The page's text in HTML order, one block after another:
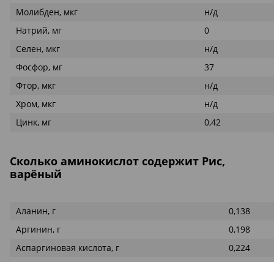
Молибден, мкг
н/д
Натрий, мг
0
Селен, мкг
н/д
Фосфор, мг
37
Фтор, мкг
н/д
Хром, мкг
н/д
Цинк, мг
0,42
Сколько аминокислот содержит Рис,
варёный
Аланин, г
0,138
Аргинин, г
0,198
Аспаргиновая кислота, г
0,224